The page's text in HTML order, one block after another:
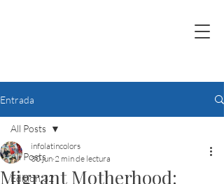
Entrada
All Posts
Edition 32
All Posts
Migrant Motherhood:
infolatincolors
30 jun 2 min de lectura